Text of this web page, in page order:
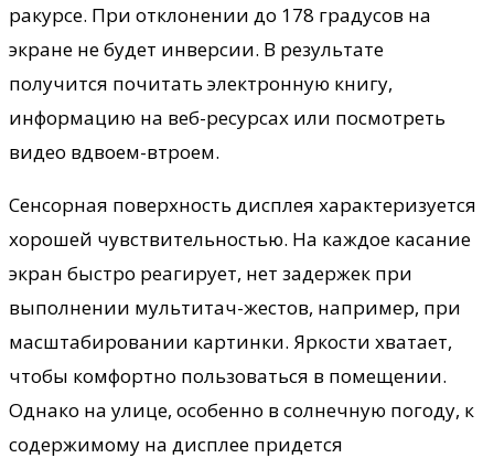
ракурсе. При отклонении до 178 градусов на
экране не будет инверсии. В результате
получится почитать электронную книгу,
информацию на веб-ресурсах или посмотреть
видео вдвоем-втроем.
Сенсорная поверхность дисплея характеризуется
хорошей чувствительностью. На каждое касание
экран быстро реагирует, нет задержек при
выполнении мультитач-жестов, например, при
масштабировании картинки. Яркости хватает,
чтобы комфортно пользоваться в помещении.
Однако на улице, особенно в солнечную погоду, к
содержимому на дисплее придется